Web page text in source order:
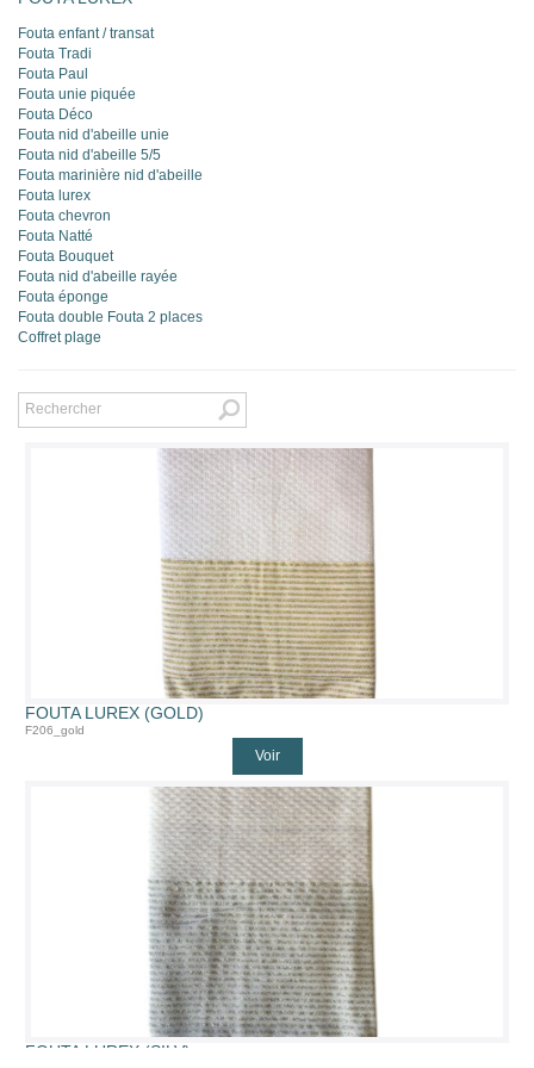
Fouta enfant / transat
Fouta Tradi
Fouta Paul
Fouta unie piquée
Fouta Déco
Fouta nid d'abeille unie
Fouta nid d'abeille 5/5
Fouta marinière nid d'abeille
Fouta lurex
Fouta chevron
Fouta Natté
Fouta Bouquet
Fouta nid d'abeille rayée
Fouta éponge
Fouta double Fouta 2 places
Coffret plage
FOUTA LUREX (GOLD)
F206_gold
Voir
FOUTA LUREX (SILV)